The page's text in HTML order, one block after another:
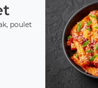
poulet